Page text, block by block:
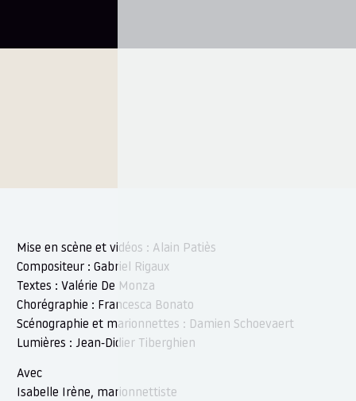
Mise en scène et vidéos : Alain Patiès
Compositeur : Gabriel Rigaux
Textes : Valérie De Monza
Chorégraphie : Francesca Bonato
Scénographie et marionnettes : Damien Schoevaert
Lumières : Jean-Didier Tiberghien
Avec
Isabelle Irène, marionnettiste